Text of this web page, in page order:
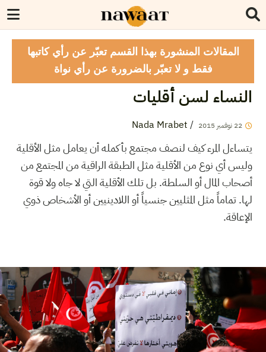
المقالات المنشورة بهذا القسم تعبّر عن رأي كاتبها
فقط و لا تعبّر بالضرورة عن رأي نواة
النساء لسن أقليات
22 نوفمبر 2015
/
Nada Mrabet
يتساءل المرء كيف لنصف مجتمع بأكمله أن يعامل مثل الأقلية
وليس أي نوع من الأقلية مثل الطبقة الراقية من المجتمع من
أصحاب المال أو السلطة. بل تلك الأقلية التي لا جاه ولا قوة
لها. تماماً مثل المثليين جنسياً أو اللادينيين أو الأشخاص ذوي
الإعاقة.